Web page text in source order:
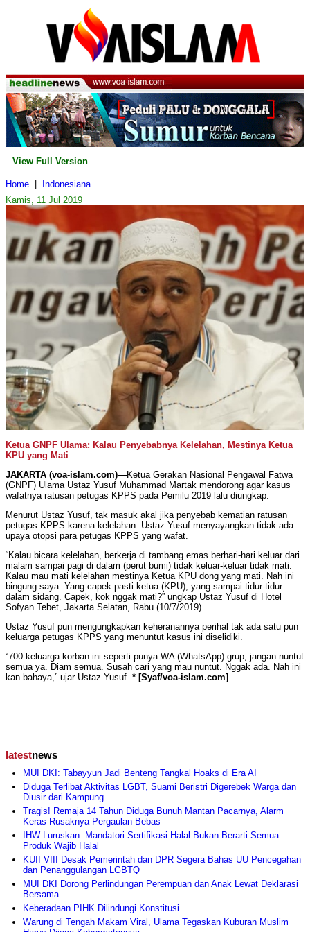
View Full Version
Home
Indonesiana
Kamis, 11 Jul 2019
Ketua GNPF Ulama: Kalau Penyebabnya Kelelahan, Mestinya Ketua
KPU yang Mati
JAKARTA (voa-islam.com)—Ketua Gerakan Nasional Pengawal Fatwa
(GNPF) Ulama Ustaz Yusuf Muhammad Martak mendorong agar kasus
wafatnya ratusan petugas KPPS pada Pemilu 2019 lalu diungkap.
Menurut Ustaz Yusuf, tak masuk akal jika penyebab kematian ratusan
petugas KPPS karena kelelahan. Ustaz Yusuf menyayangkan tidak ada
upaya otopsi para petugas KPPS yang wafat.
“Kalau bicara kelelahan, berkerja di tambang emas berhari-hari keluar dari
malam sampai pagi di dalam (perut bumi) tidak keluar-keluar tidak mati.
Kalau mau mati kelelahan mestinya Ketua KPU dong yang mati. Nah ini
bingung saya. Yang capek pasti ketua (KPU), yang sampai tidur-tidur
dalam sidang. Capek, kok nggak mati?” ungkap Ustaz Yusuf di Hotel
Sofyan Tebet, Jakarta Selatan, Rabu (10/7/2019).
Ustaz Yusuf pun mengungkapkan keheranannya perihal tak ada satu pun
keluarga petugas KPPS yang menuntut kasus ini diselidiki.
“700 keluarga korban ini seperti punya WA (WhatsApp) grup, jangan nuntut
semua ya. Diam semua. Susah cari yang mau nuntut. Nggak ada. Nah ini
kan bahaya,” ujar Ustaz Yusuf. * [Syaf/voa-islam.com]
latestnews
MUI DKI: Tabayyun Jadi Benteng Tangkal Hoaks di Era AI
Diduga Terlibat Aktivitas LGBT, Suami Beristri Digerebek Warga dan
Diusir dari Kampung
Tragis! Remaja 14 Tahun Diduga Bunuh Mantan Pacarnya, Alarm
Keras Rusaknya Pergaulan Bebas
IHW Luruskan: Mandatori Sertifikasi Halal Bukan Berarti Semua
Produk Wajib Halal
KUII VIII Desak Pemerintah dan DPR Segera Bahas UU Pencegahan
dan Penanggulangan LGBTQ
MUI DKI Dorong Perlindungan Perempuan dan Anak Lewat Deklarasi
Bersama
Keberadaan PIHK Dilindungi Konstitusi
Warung di Tengah Makam Viral, Ulama Tegaskan Kuburan Muslim